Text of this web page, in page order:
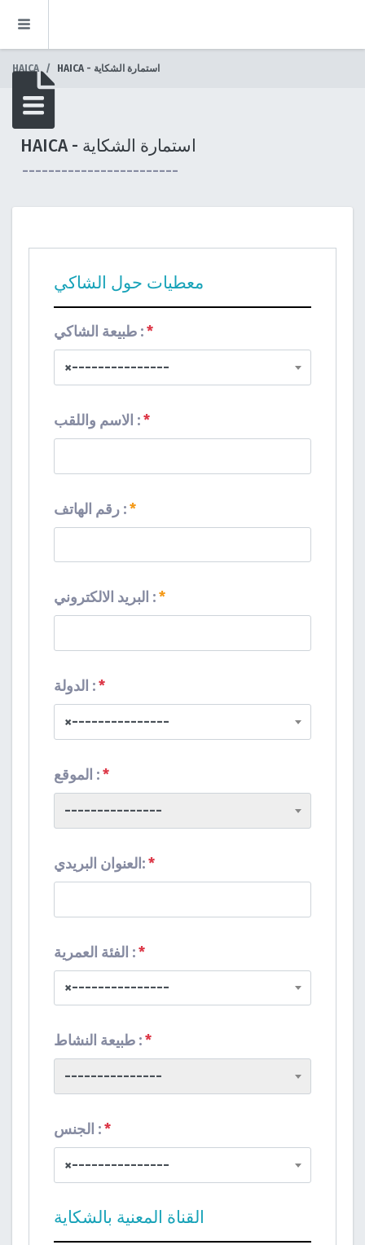
HAICA HAICA - استمارة الشكاية
------------------------
معطيات حول الشاكي
طبيعة الشاكي :*
×---------------
الاسم واللقب :*
رقم الهاتف :*
البريد الالكتروني :*
الدولة :*
×---------------
الموقع :*
---------------
العنوان البريدي :*
الفئة العمرية :*
×---------------
طبيعة النشاط :*
---------------
الجنس :*
×---------------
القناة المعنية بالشكاية